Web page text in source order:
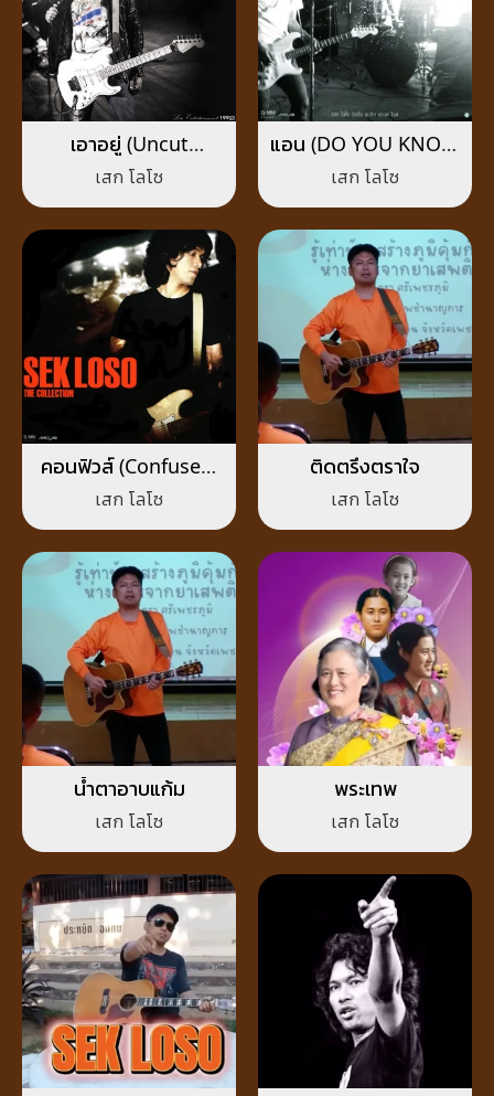
เอาอยู่ (Uncut
Version)
เสก โลโซ
แอน (DO YOU KNOW
WHAT I MEAN?)
เสก โลโซ
คอนฟิวส์ (Confused)
ซะ
เสก โลโซ
ติดตรึงตราใจ
เสก โลโซ
น้ำตาอาบแก้ม
เสก โลโซ
พระเทพ
เสก โลโซ